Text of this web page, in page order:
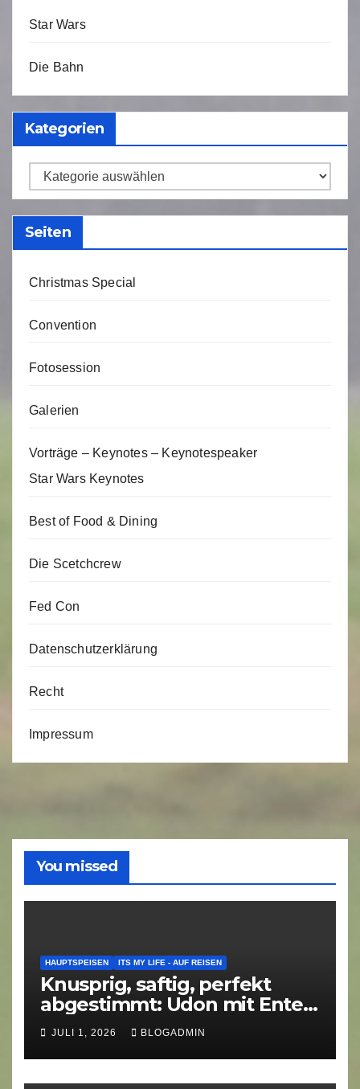
Star Wars
Die Bahn
Kategorien
Kategorien
Seiten
Christmas Special
Convention
Fotosession
Galerien
Vorträge – Keynotes – Keynotespeaker
Star Wars Keynotes
Best of Food & Dining
Die Scetchcrew
Fed Con
Datenschutzerklärung
Recht
Impressum
You missed
HAUPTSPEISEN ITS MY LIFE - AUF REISEN
Knusprig, saftig, perfekt
abgestimmt: Udon mit Ente
am Potsdamer Platz
JULI 1, 2026 BLOGADMIN